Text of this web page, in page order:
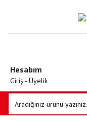
Hesabım
Giriş - Üyelik